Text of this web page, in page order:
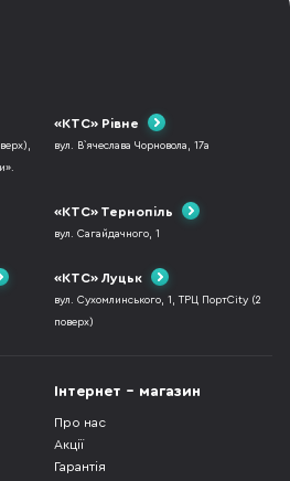
«КТС» Рівне
вул. В`ячеслава Чорновола, 17а
«КТС» Тернопіль
вул. Сагайдачного, 1
«КТС» Луцьк
вул. Сухомлинського, 1, ТРЦ ПортCity (2
поверх)
Інтернет - магазин
Про нас
Акції
Гарантія